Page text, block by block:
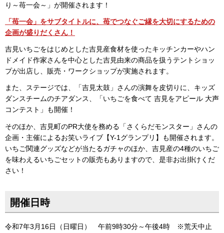
り～苺一会～」が開催されます！
「苺一会」をサブタイトルに、苺でつなぐご縁を大切にするための
企画が盛りだくさん！
吉見いちごをはじめとした吉見産食材を使ったキッチンカーやハン
ドメイド作家さんを中心とした吉見由来の商品を扱うテントショッ
プが出店し、販売・ワークショップが実施されます。
また、ステージでは、「吉見太鼓」さんの演舞を皮切りに、キッズ
ダンスチームのチアダンス、「いちごを食べて 吉見をアピール 大声
コンテスト」も開催！
そのほか、吉見町のPR大使を務める「さくらだモンスター」さんの
企画・主催によるお笑いライブ【Y-1グランプリ】も開催されます。
いちご関連グッズなどが当たるガチャのほか、吉見産の4種のいちご
を味わえるいちごセットの販売もありますので、是非お出掛けくだ
さい！
開催日時
令和7年3月16日（日曜日） 午前9時30分～午後4時 ※荒天中止